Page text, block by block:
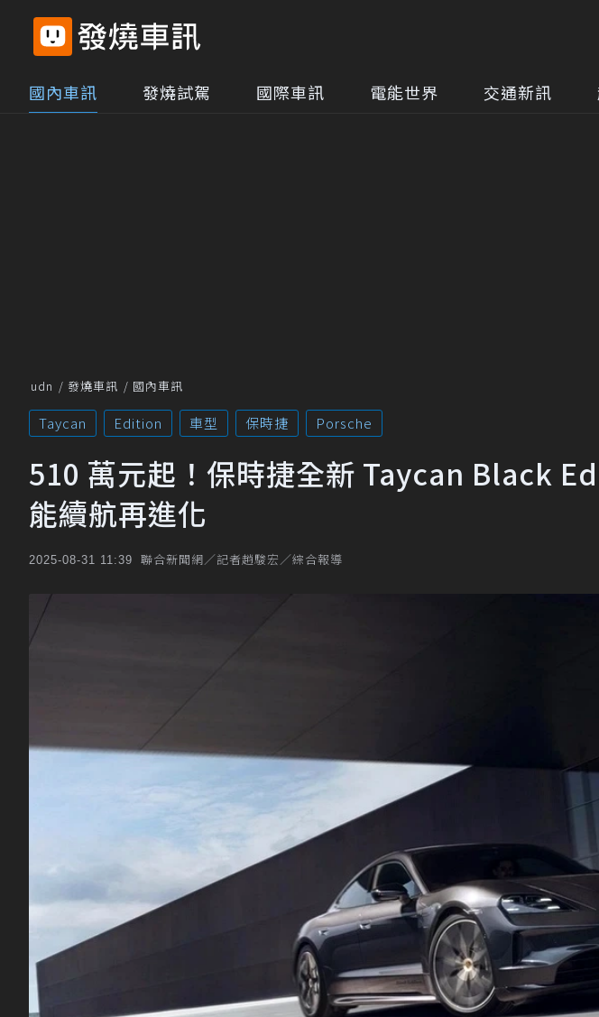
國內車訊 發燒試駕 國際車訊 電能世界 交通新訊
udn 發燒車訊 國內車訊
Taycan Edition 車型 保時捷 Porsche
510 萬元起！保時捷全新 Taycan Black
能續航再進化
2025-08-31 11:39 聯合新聞網／記者趙駿宏／綜合報導